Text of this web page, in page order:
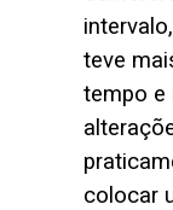
teve
tempo e
colocar